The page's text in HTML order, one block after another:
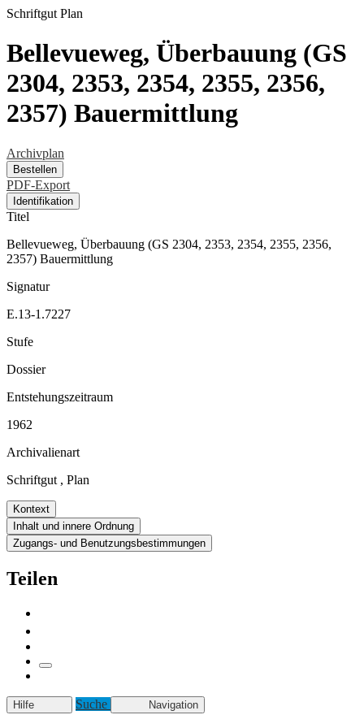
Schriftgut Plan
Bellevueweg, Überbauung (GS
2304, 2353, 2354, 2355, 2356,
2357) Bauermittlung
Archivplan
Bestellen
PDF-Export
Identifikation
Titel
Bellevueweg, Überbauung (GS 2304, 2353, 2354, 2355, 2356,
2357) Bauermittlung
Signatur
E.13-1.7227
Stufe
Dossier
Entstehungszeitraum
1962
Archivalienart
Schriftgut , Plan
Kontext
Inhalt und innere Ordnung
Zugangs- und Benutzungsbestimmungen
Teilen
Hilfe Suche Navigation